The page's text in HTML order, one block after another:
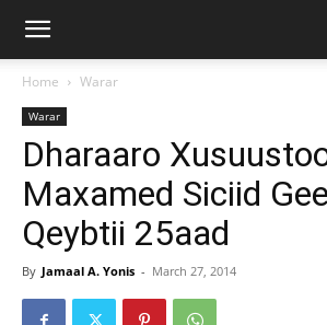
Home Warar
Warar
Dharaaro
Maxamed Siciid
Qeybtii 25aad
By Jamaal A. Yonis - March 27, 2014